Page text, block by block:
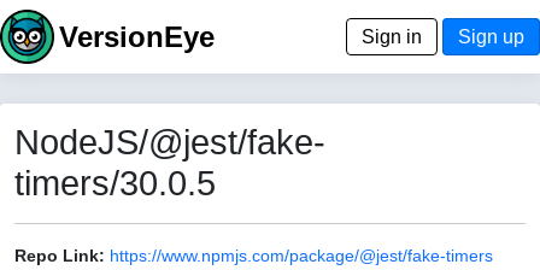
VersionEye Sign in Sign up
NodeJS/@jest/fake-
timers/30.0.5
Repo Link: https://www.npmjs.com/package/@jest/fake-timers